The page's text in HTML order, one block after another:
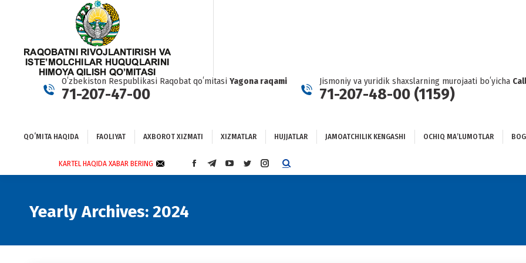
Oʻzbekiston Respublikasi Raqobat qoʻmitasi Yagona raqami
71-207-47-00
Jismoniy va yuridik shaxslarning murojaati boʻyicha
71-207-48-00 (1159)
QOʻMITA HAQIDA FAOLIYAT AXBOROT XIZMATI XIZMATLAR HUJJATLAR JAMOATCHILIK KENGASHI OCHIQ MAʼLUMOTLAR
KARTEL HAQIDA XABAR BERING
FACEBOOKTELEGRAM
YOUTUBE
TWITTERINSTAGRAM
Yearly Archives: 2024
QOʻMITA HAQIDA FAOLIYAT